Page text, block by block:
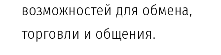
возможностей для обмена,
торговли и общения.